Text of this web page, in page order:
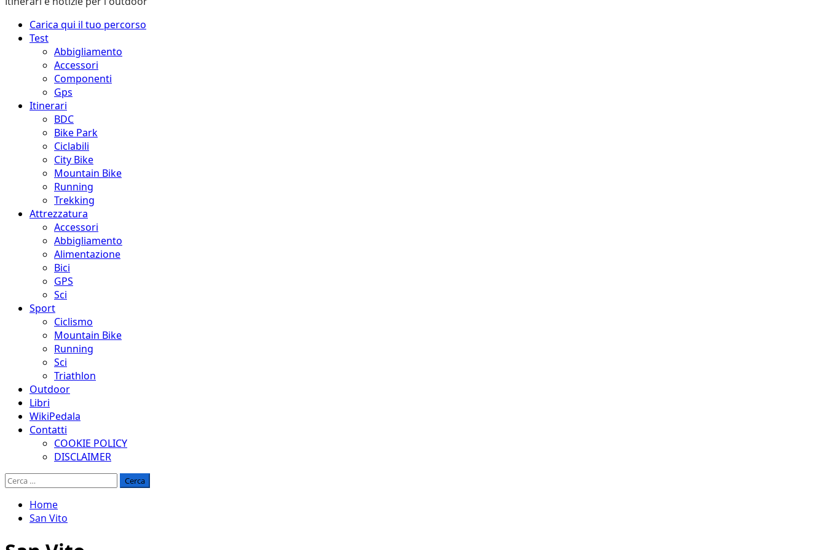
Menu
principale
Carica qui il tuo percorso
Test
Abbigliamento
Accessori
Componenti
Gps
Itinerari
BDC
Bike Park
Ciclabili
City Bike
Mountain Bike
Running
Trekking
Attrezzatura
Accessori
Abbigliamento
Alimentazione
Bici
GPS
Sci
Sport
Ciclismo
Mountain Bike
Running
Sci
Triathlon
Outdoor
Libri
WikiPedala
Contatti
COOKIE POLICY
DISCLAIMER
Ricerca
Home
San Vito